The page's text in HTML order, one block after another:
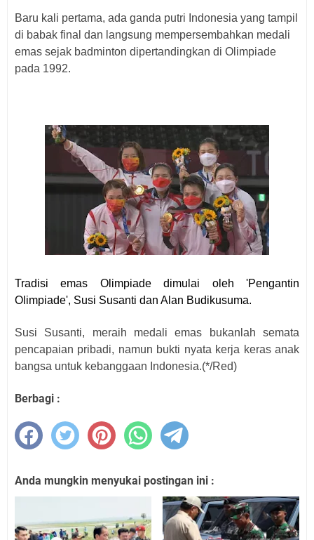
Baru kali pertama, ada ganda putri Indonesia yang tampil
di babak final dan langsung mempersembahkan medali
emas sejak badminton dipertandingkan di Olimpiade
pada 1992.
Tradisi emas Olimpiade dimulai oleh 'Pengantin
Olimpiade', Susi Susanti dan Alan Budikusuma.
Susi Susanti, meraih medali emas bukanlah semata
pencapaian pribadi, namun bukti nyata kerja keras anak
bangsa untuk kebanggaan Indonesia.(*/Red)
Berbagi :
Anda mungkin menyukai postingan ini :